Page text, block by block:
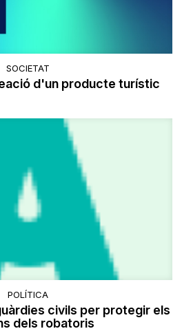
SOCIETAT
d'un producte turístic
POLÍTICA
civils per protegir els
dels robatoris